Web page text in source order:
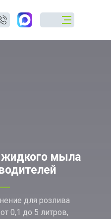
для розлива
0,1 до 5 литров,
жидкого мыла